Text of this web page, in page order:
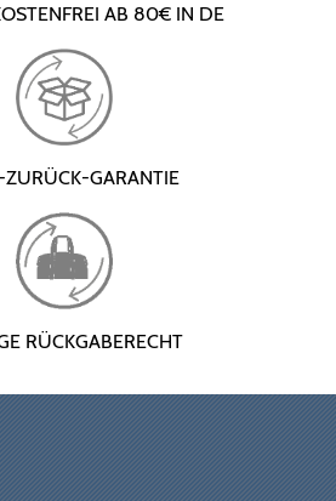
AB 80€ IN DE
GARANTIE
RÜCKGABERECHT